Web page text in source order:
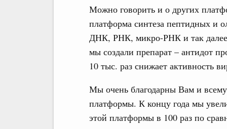
Можно говорить и о других
платформа синтеза пептидных и
ДНК, РНК, микро-РНК и так
мы создали препарат – антидот
10 тыс. раз снижает активность
Мы очень благодарны Вам и
платформы. К концу года мы
этой платформы в 100 раз по